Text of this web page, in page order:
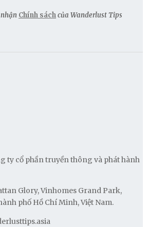
Chính sáchcủa Wanderlust Tips
ty cổ phần truyền thông và phát hành
Glory, Vinhomes Grand Park,
phố Hồ Chí Minh, Việt Nam.